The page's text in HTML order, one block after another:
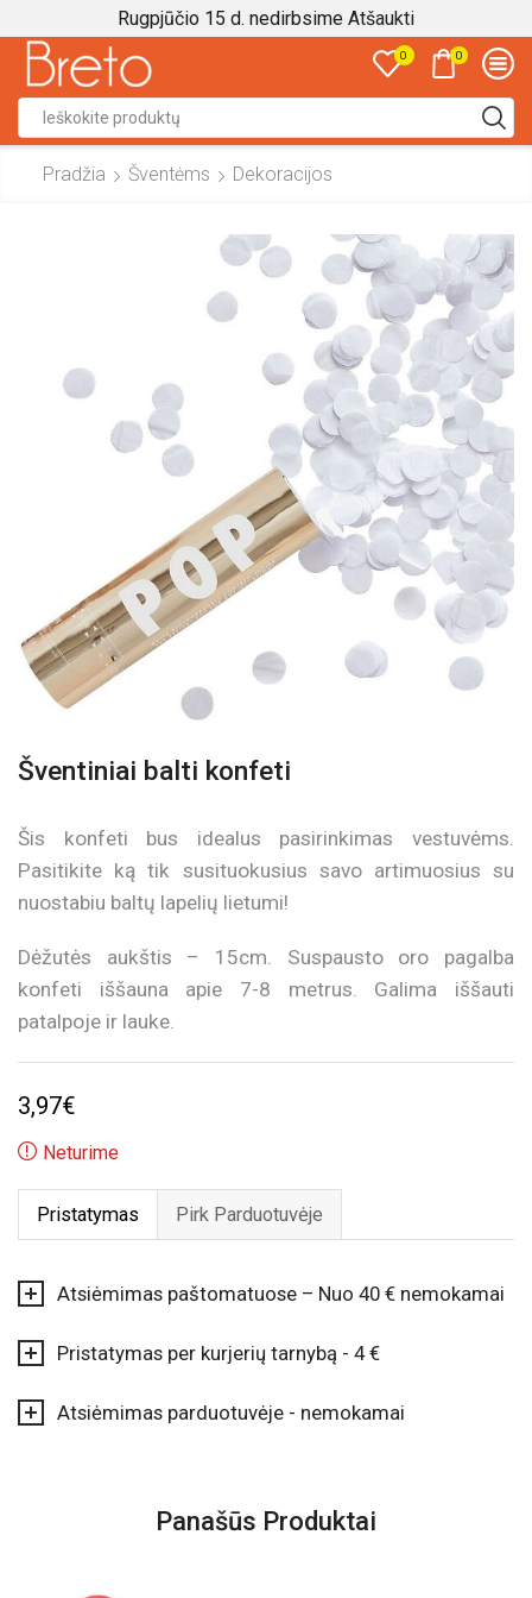
Rugpjūčio 15 d. nedirbsime Atšaukti
0 0
input
Pradžia Šventėms Dekoracijos
Šventiniai balti konfeti
Šis konfeti bus idealus pasirinkimas vestuvėms.
Pasitikite ką tik susituokusius savo artimuosius su
nuostabiu baltų lapelių lietumi!
Dėžutės aukštis – 15cm. Suspausto oro pagalba
konfeti iššauna apie 7-8 metrus. Galima iššauti
patalpoje ir lauke.
3,97€
Neturime
Pristatymas Pirk Parduotuvėje
Atsiėmimas paštomatuose – Nuo 40 € nemokamai
Pristatymas per kurjerių tarnybą - 4 €
Atsiėmimas parduotuvėje - nemokamai
Panašūs Produktai